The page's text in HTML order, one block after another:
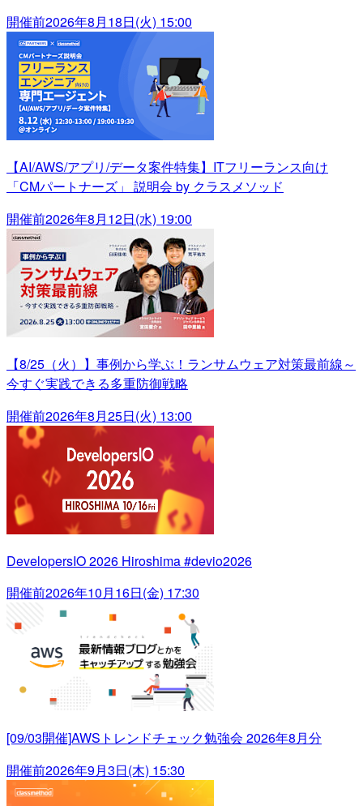
開催前2026年8月18日(火) 15:00
【AI/AWS/アプリ/データ案件特集】ITフリーランス向け
「CMパートナーズ」 説明会 by クラスメソッド
開催前2026年8月12日(水) 19:00
【8/25（火）】事例から学ぶ！ランサムウェア対策最前線～
今すぐ実践できる多重防御戦略
開催前2026年8月25日(火) 13:00
DevelopersIO 2026 Hiroshima #devio2026
開催前2026年10月16日(金) 17:30
[09/03開催]AWSトレンドチェック勉強会 2026年8月分
開催前2026年9月3日(木) 15:30